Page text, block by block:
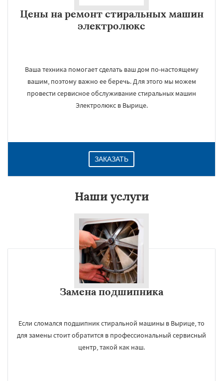
Цены на ремонт стиральных машин
электролюкс
Ваша техника помогает сделать ваш дом по-настоящему
вашим, поэтому важно ее беречь. Для этого мы можем
провести сервисное обслуживание стиральных машин
Электролюкс в Вырице.
ЗАКАЗАТЬ
Наши услуги
Замена подшипника
Если сломался подшипник стиральной машины в Вырице, то
для замены стоит обратится в профессиональный сервисный
центр, такой как наш.
Даю согласие на обработку персональных данных